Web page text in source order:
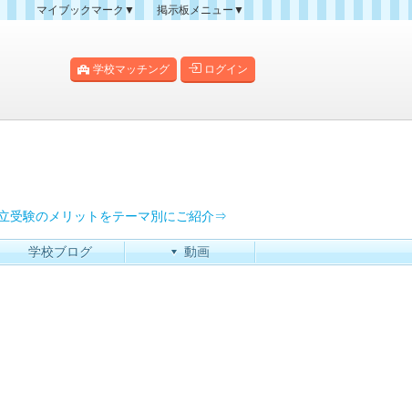
マイブックマーク▼
掲示板メニュー▼
掲示板マップ
人気スレッドランキング
学校マッチング ログイン
受験のメリットをテーマ別にご紹介⇒
学校ブログ 動画